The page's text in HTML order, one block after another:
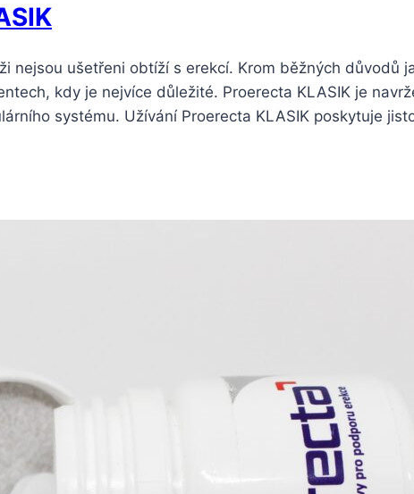
nejsou ušetřeni obtíží s erekcí. Krom běžných
kdy je nejvíce důležité. Proerecta KLASIK je
systému. Užívání Proerecta KLASIK poskytuje